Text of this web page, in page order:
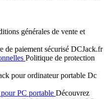
générales de vente et
de paiement sécurisé DCJack.fr
Politique de protection
pour ordinateur portable Dc
PC portable Découvrez